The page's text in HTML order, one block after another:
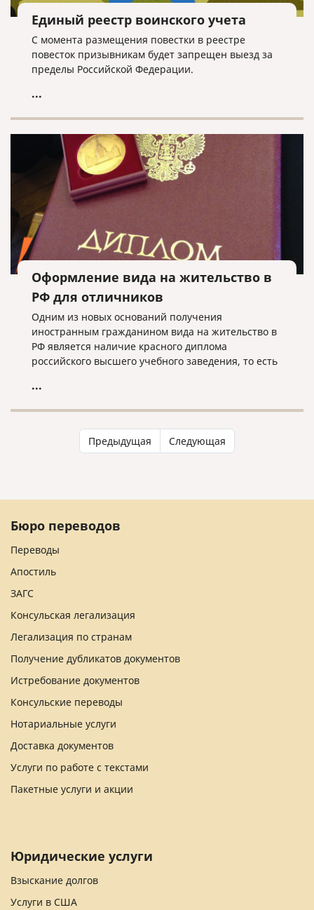
Единый реестр воинского учета
С момента размещения повестки в реестре
повесток призывникам будет запрещен выезд за
пределы Российской Федерации.
...
Оформление вида на жительство в
РФ для отличников
Одним из новых оснований получения
иностранным гражданином вида на жительство в
РФ является наличие красного диплома
российского высшего учебного заведения, то есть
отличием.
...
Предыдущая Следующая
Бюро переводов
Переводы
Апостиль
ЗАГС
Консульская легализация
Легализация по странам
Получение дубликатов документов
Истребование документов
Консульские переводы
Нотариальные услуги
Доставка документов
Услуги по работе с текстами
Пакетные услуги и акции
Юридические услуги
Взыскание долгов
Услуги в США